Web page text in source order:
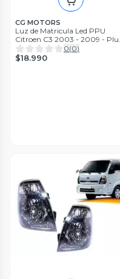
CG MOTORS
Luz de Matricula Led PPU
Citroen C3 2003 - 2009 - Plug
And Play
0(0)
$18.990